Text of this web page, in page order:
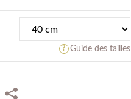
CHF 1'040.00
CHF 1'280.00
Guide des tailles